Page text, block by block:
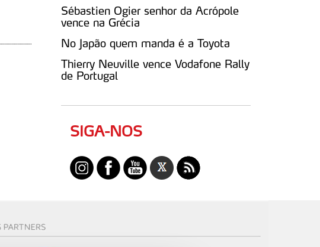
Sébastien Ogier senhor da Acrópole
vence na Grécia
No Japão quem manda é a Toyota
Thierry Neuville vence Vodafone Rally
de Portugal
SIGA-NOS